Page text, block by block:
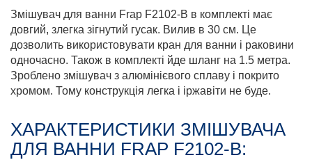
Змішувач для ванни Frap F2102-B в комплекті має
довгий, злегка зігнутий гусак. Вилив в 30 см. Це
дозволить використовувати кран для ванни і раковини
одночасно. Також в комплекті йде шланг на 1.5 метра.
Зроблено змішувач з алюмінієвого сплаву і покрито
хромом. Тому конструкція легка і іржавіти не буде.
ХАРАКТЕРИСТИКИ ЗМІШУВАЧА
ДЛЯ ВАННИ FRAP F2102-B: